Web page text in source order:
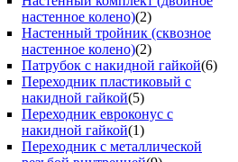
настенное колено)(2)
Настенный тройник (сквозное
настенное колено)(2)
Патрубок с накидной гайкой(6)
Переходник пластиковый с
накидной гайкой(5)
Переходник евроконус с
накидной гайкой(1)
Переходник с металлической